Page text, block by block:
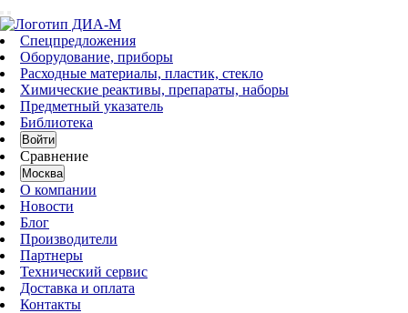
Спецпредложения
Оборудование, приборы
Расходные материалы, пластик, стекло
Химические реактивы, препараты, наборы
Предметный указатель
Библиотека
Войти
Сравнение
Москва
О компании
Новости
Блог
Производители
Партнеры
Технический сервис
Доставка и оплата
Контакты